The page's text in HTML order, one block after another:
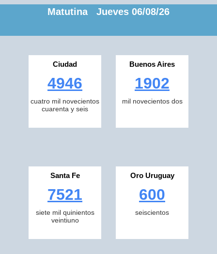
Matutina Jueves 06/08/26
Ciudad
4946
cuatro mil novecientos
cuarenta y seis
Buenos Aires
1902
mil novecientos dos
Santa Fe
7521
siete mil quinientos
veintiuno
Oro Uruguay
600
seiscientos